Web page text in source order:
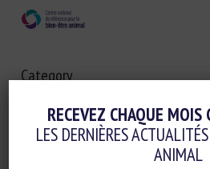
contentCategory
ÊTRE ANIMAL
RECEVEZ CHAQUE
LES DERNIÈRES
ANIMAL